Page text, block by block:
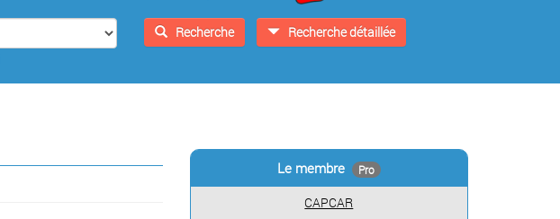
Recherche
Recherche détaillée
Le membre Pro
CAPCAR